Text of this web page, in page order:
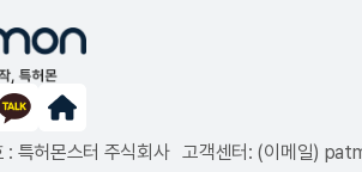
: 특허몬스터 주식회사 고객센터: (이메일)